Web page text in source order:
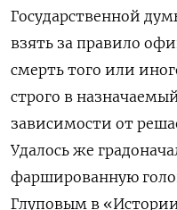
Государственной
взять за правило
смерть того или
строго в
зависимости от
Удалось же
фаршированную
Глуповым в